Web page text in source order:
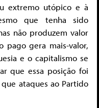
extremo utópico e à
que tenha sido
não produzem valor
pago gera mais-valor,
e o capitalismo se
que essa posição foi
ataques ao Partido